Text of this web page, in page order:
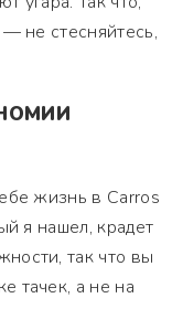
не стесняйтесь,
жизнь в Carros
я нашел, крадет
так что вы
тачек, а не на